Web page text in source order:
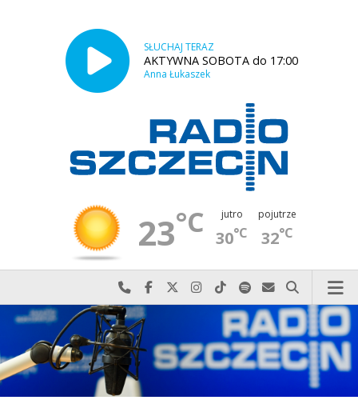
SŁUCHAJ TERAZ
AKTYWNA SOBOTA do 17:00
Anna Łukaszek
23°C jutro
30°C
pojutrze
32°C
Najlepiej po prostu do nas zadzwoń
Odwiedź nas na Facebook-u
Odwiedź nas na X
Odwiedź nas na Instagram-ie
Odwiedź nas na TikTok-u
Szukaj nas na Spotify
Wyślij do nas
Szukaj